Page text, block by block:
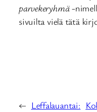
parvekeryhmä-
sivuilta vielä tätä
← Leffalauantai: